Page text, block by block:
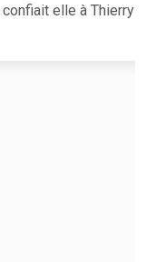
confiait elle à Thierry